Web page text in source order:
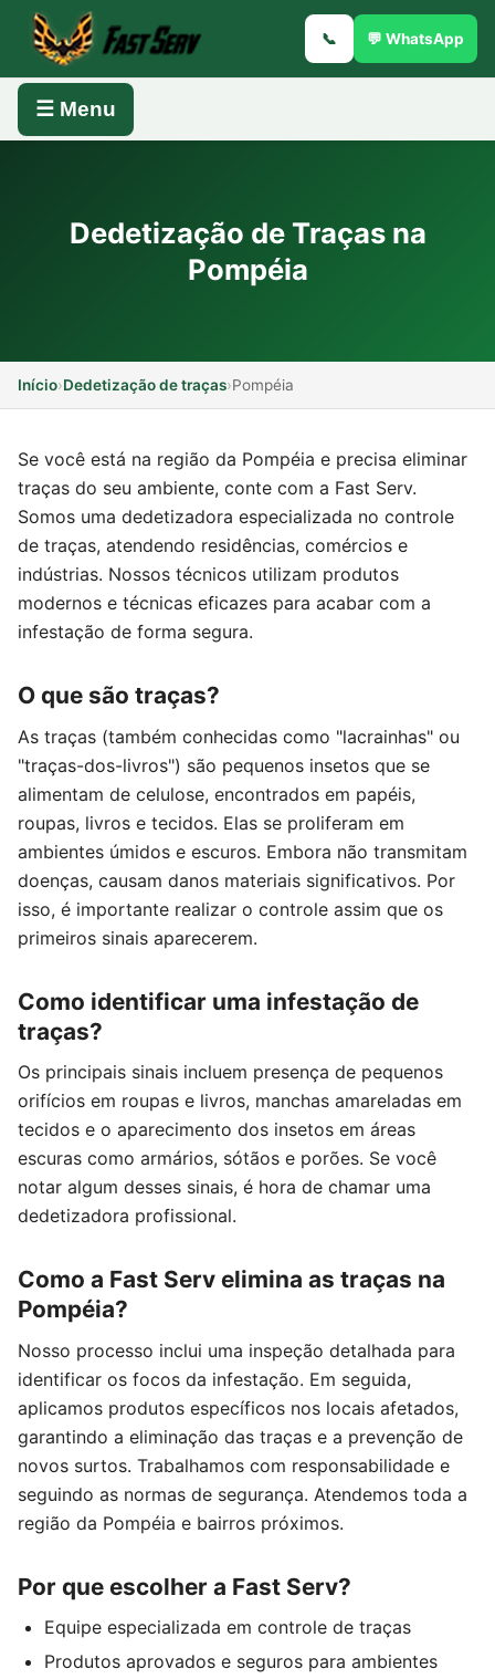
📞 💬 WhatsApp
☰ Menu
Dedetização de Traças na
Pompéia
Início›Dedetização de traças›Pompéia
Se você está na região da Pompéia e precisa eliminar
traças do seu ambiente, conte com a Fast Serv.
Somos uma dedetizadora especializada no controle
de traças, atendendo residências, comércios e
indústrias. Nossos técnicos utilizam produtos
modernos e técnicas eficazes para acabar com a
infestação de forma segura.
O que são traças?
As traças (também conhecidas como "lacrainhas" ou
"traças-dos-livros") são pequenos insetos que se
alimentam de celulose, encontrados em papéis,
roupas, livros e tecidos. Elas se proliferam em
ambientes úmidos e escuros. Embora não transmitam
doenças, causam danos materiais significativos. Por
isso, é importante realizar o controle assim que os
primeiros sinais aparecerem.
Como identificar uma infestação de
traças?
Os principais sinais incluem presença de pequenos
orifícios em roupas e livros, manchas amareladas em
tecidos e o aparecimento dos insetos em áreas
escuras como armários, sótãos e porões. Se você
notar algum desses sinais, é hora de chamar uma
dedetizadora profissional.
Como a Fast Serv elimina as traças na
Pompéia?
Nosso processo inclui uma inspeção detalhada para
identificar os focos da infestação. Em seguida,
aplicamos produtos específicos nos locais afetados,
garantindo a eliminação das traças e a prevenção de
novos surtos. Trabalhamos com responsabilidade e
seguindo as normas de segurança. Atendemos toda a
região da Pompéia e bairros próximos.
Por que escolher a Fast Serv?
Equipe especializada em controle de traças
Produtos aprovados e seguros para ambientes